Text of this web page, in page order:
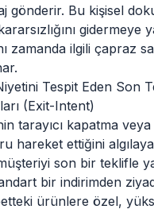
gönderir. Bu kişisel
gidermeye
zamanda ilgili çapraz
Tespit Eden Son
(Exit-Intent)
tarayıcı kapatma
hareket ettiğini
son bir teklifle
bir indirimden
ürünlere özel,